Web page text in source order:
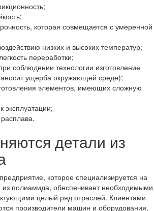
которая совмещается с умеренной
низких и высоких температур;
переработки;
соблюдении технологии изготовление
ущерба окружающей среде);
элементов, имеющих сложную
эксплуатации;
расплава.
детали из
которое специализируется на
из полиамида, обеспечивает необходимыми
целый ряд отраслей. Клиентами
производители машин и оборудования,